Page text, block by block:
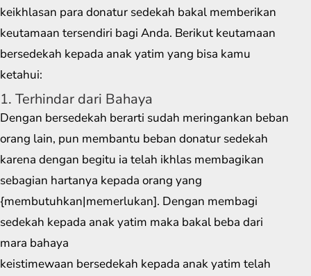
keikhlasan para donatur sedekah bakal memberikan
keutamaan tersendiri bagi Anda. Berikut keutamaan
bersedekah kepada anak yatim yang bisa kamu
ketahui:
1. Terhindar dari Bahaya
Dengan bersedekah berarti sudah meringankan beban
orang lain, pun membantu beban donatur sedekah
karena dengan begitu ia telah ikhlas membagikan
sebagian hartanya kepada orang yang
{membutuhkan|memerlukan]. Dengan membagi
sedekah kepada anak yatim maka bakal beba dari
mara bahaya
keistimewaan bersedekah kepada anak yatim telah